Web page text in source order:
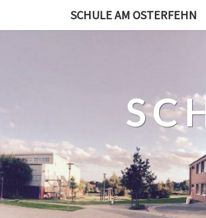
SCHULE AM OSTERFEHN